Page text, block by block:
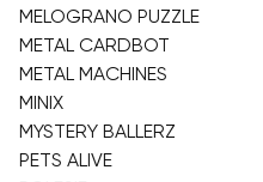
MELOGRANO PUZZLE
METAL CARDBOT
METAL MACHINES
MINIX
MYSTERY BALLERZ
PETS ALIVE